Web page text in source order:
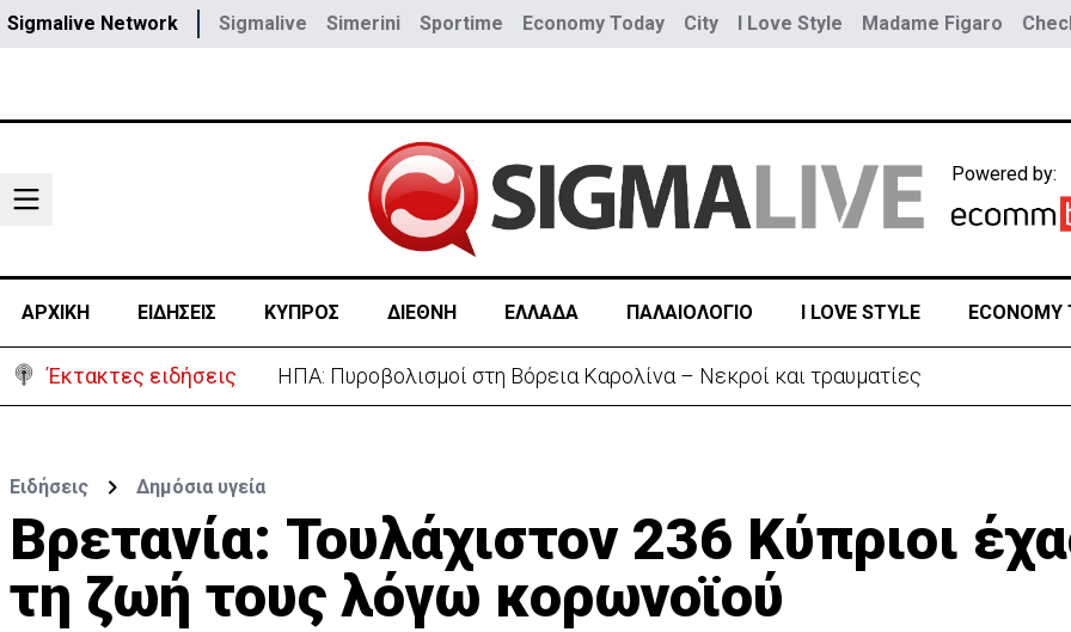
Sigmalive Network Sigmalive Simerini Sportime Economy Today City I Love Style Madame Figaro
Powered by:
ΑΡΧΙΚΗ ΕΙΔΗΣΕΙΣ ΚΥΠΡΟΣ ΔΙΕΘΝΗ ΕΛΛΑΔΑ ΠΑΛΑΙΟΛΟΓΙΟ I LOVE STYLE ECONOMY
Έκτακτες ειδήσεις ΗΠΑ: Πυροβολισμοί στη Βόρεια Καρολίνα – Νεκροί και τραυματίες
Ειδήσεις Δημόσια υγεία
Βρετανία: Τουλάχιστον 236 Κύπριοι
τη ζωή τους λόγω κορωνοϊού